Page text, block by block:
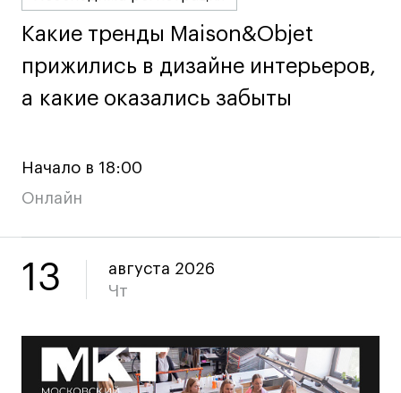
Для прессы
Ресурсы
Партнеры
Поступающим
Условия поступления
Иностранным студентам
График учебного года
Вопросы и ответы
Какие тренды Maison&Objet
прижились в дизайне интерьеров,
а какие оказались забыты
Какие тренды Maison&Objet
прижились в дизайне интерьеров,
а какие оказались забыты
Начало в 18:00
Онлайн
13
августа 2026
Чт